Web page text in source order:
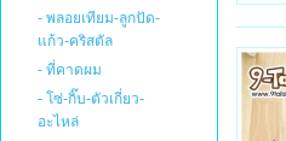
- พลอยเทียม-ลูกปัด-
แก้ว-คริสตัล
- ที่คาดผม
- โซ่-กิ๊บ-ตัวเกี่ยว-
อะไหล่